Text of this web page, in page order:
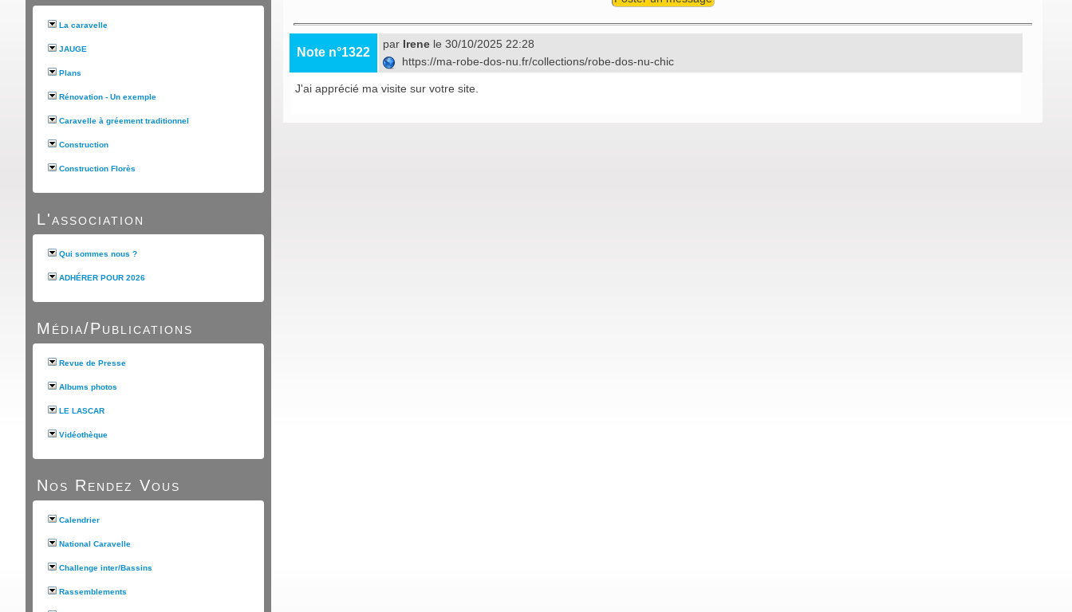
La caravelle
JAUGE
Plans
Rénovation - Un exemple
Caravelle à gréement traditionnel
Construction
Construction Florès
L'association
Qui sommes nous ?
ADHÉRER POUR 2026
Média/Publications
Revue de Presse
Albums photos
LE LASCAR
Vidéothèque
Nos Rendez Vous
Calendrier
National Caravelle
Challenge inter/Bassins
Rassemblements
Note n°1322
par Irene le 30/10/2025 22:28
https://ma-robe-dos-nu.fr/collections/robe-dos-nu-chic
J'ai apprécié ma visite sur votre site.